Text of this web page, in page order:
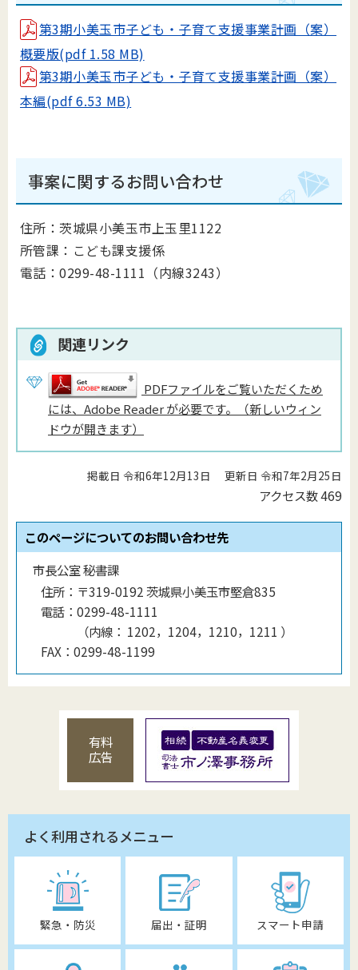
第3期小美玉市子ども・子育て支援事業計画（案）
概要版(pdf 1.58 MB)
第3期小美玉市子ども・子育て支援事業計画（案）
本編(pdf 6.53 MB)
事案に関するお問い合わせ
住所：茨城県小美玉市上玉里1122
所管課：こども課支援係
電話：0299-48-1111（内線3243）
関連リンク
PDFファイルをご覧いただくため
には、Adobe Reader が必要です。（新しいウィン
ドウが開きます）
掲載日 令和6年12月13日 更新日 令和7年2月25日
アクセス数469
このページについてのお問い合わせ先
市長公室 秘書課
住所： 〒319-0192 茨城県小美玉市堅倉835
電話： 0299-48-1111
（内線 ： 1202，1204，1210，1211 ）
FAX： 0299-48-1199
有料
広告
よく利用されるメニュー
緊急・防災 届出・証明 スマート申請